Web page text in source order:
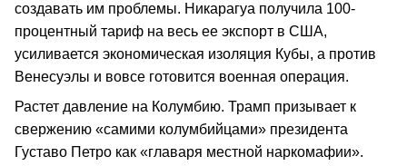
создавать им проблемы. Никарагуа получила 100-
процентный тариф на весь ее экспорт в США,
усиливается экономическая изоляция Кубы, а против
Венесуэлы и вовсе готовится военная операция.
Растет давление на Колумбию. Трамп призывает к
свержению «самими колумбийцами» президента
Густаво Петро как «главаря местной наркомафии».